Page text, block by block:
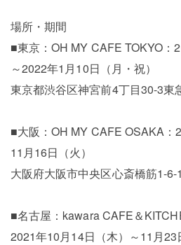
場所・期間
■東京：OH MY CAFE TOKYO：
～2022年1月10日（月・祝）
東京都渋谷区神宮前4丁目30-3東
■大阪：OH MY CAFE OSAKA：
11月16日（火）
大阪府大阪市中央区心斎橋筋1-6-1
■名古屋：kawara CAFE＆
2021年10月14日（木）～11月23